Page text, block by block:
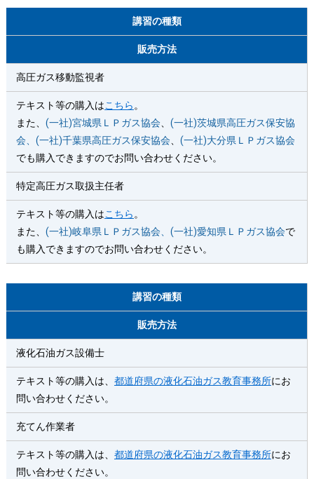
講習の種類
販売方法
高圧ガス移動監視者
テキスト等の購入はこちら 。
また、 (一社)宮城県ＬＰガス協会、 (一社)茨城県高圧ガス保安協
会、(一社)千葉県高圧ガス保安協会、 (一社)大分県ＬＰガス協会
でも購入できますのでお問い合わせください。
特定高圧ガス取扱主任者
テキスト等の購入はこちら 。
また、 (一社)岐阜県ＬＰガス協会、(一社)愛知県ＬＰガス協会で
も購入できますのでお問い合わせください。
講習の種類
販売方法
液化石油ガス設備士
テキスト等の購入は、 都道府県の液化石油ガス教育事務所にお
問い合わせください。
充てん作業者
テキスト等の購入は、 都道府県の液化石油ガス教育事務所にお
問い合わせください。